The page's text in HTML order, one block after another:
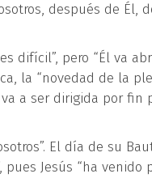
después de Él,
difícil”, pero “Él va
la “novedad de la
a ser dirigida por fin
El día de su
Jesús “ha venido